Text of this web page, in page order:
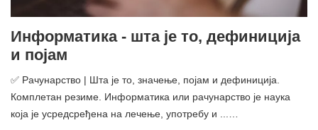
Информатика - шта је то, дефиниција
и појам
✅ Рачунарство | Шта је то, значење, појам и дефиниција.
Комплетан резиме. Информатика или рачунарство је наука
која је усредсређена на лечење, употребу и ...…